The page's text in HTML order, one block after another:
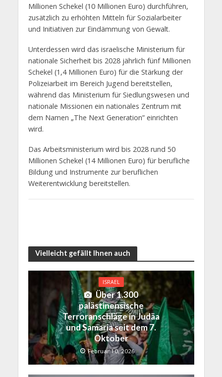
Millionen Schekel (10 Millionen Euro) durchführen,
zusätzlich zu erhöhten Mitteln für Sozialarbeiter
und Initiativen zur Eindämmung von Gewalt.
Unterdessen wird das israelische Ministerium für
nationale Sicherheit bis 2028 jährlich fünf Millionen
Schekel (1,4 Millionen Euro) für die Stärkung der
Polizeiarbeit im Bereich Jugend bereitstellen,
während das Ministerium für Siedlungswesen und
nationale Missionen ein nationales Zentrum mit
dem Namen „The Next Generation” einrichten
wird.
Das Arbeitsministerium wird bis 2028 rund 50
Millionen Schekel (14 Millionen Euro) für berufliche
Bildung und Instrumente zur beruflichen
Weiterentwicklung bereitstellen.
Vielleicht gefällt Ihnen auch
ISRAEL
Über 1.300
palästinensische
Terroranschläge in Judäa
und Samaria seit dem 7.
Oktober
Februar 10, 2026